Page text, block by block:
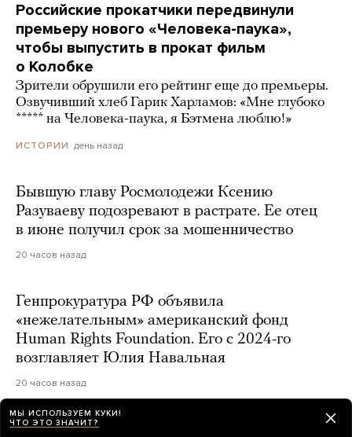
Российские прокатчики передвинули
премьеру нового «Человека-паука»,
чтобы выпустить в прокат фильм
о Колобке
Зрители обрушили его рейтинг еще до премьеры.
Озвучивший хлеб Гарик Харламов: «Мне глубоко
***** на Человека-паука, я Бэтмена люблю!»
ИСТОРИИ день назад
Бывшую главу Росмолодежи Ксению
Разуваеву подозревают в растрате. Ее отец
в июне получил срок за мошенничество
20 часов назад
Генпрокуратура РФ объявила
«нежелательным» американский фонд
Human Rights Foundation. Его с 2024-го
возглавляет Юлия Навальная
20 часов назад
На ютьюбе заблокировали канал
МЫ ИСПОЛЬЗУЕМ КУКИ!
ЧТО ЭТО ЗНАЧИТ?